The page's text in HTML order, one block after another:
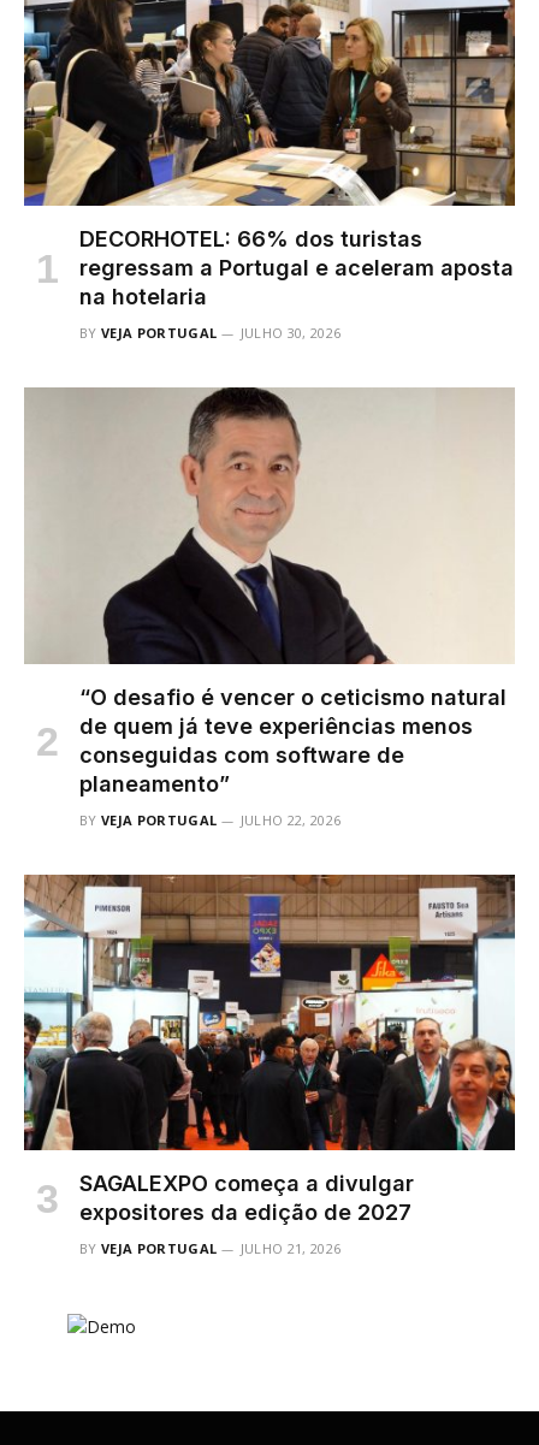
DECORHOTEL: 66% dos turistas
regressam a Portugal e aceleram aposta
na hotelaria
BY VEJA PORTUGAL JULHO 30, 2026
“O desafio é vencer o ceticismo natural
de quem já teve experiências menos
conseguidas com software de
planeamento”
BY VEJA PORTUGAL JULHO 22, 2026
SAGALEXPO começa a divulgar
expositores da edição de 2027
BY VEJA PORTUGAL JULHO 21, 2026